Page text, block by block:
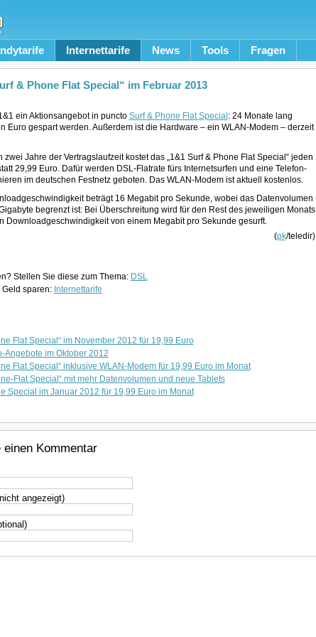
Internettarife News Tools Fragen
& Phone Flat Special“ im Februar 2013
ein Aktionsangebot in puncto Surf & Phone Flat Special : 24 Monate lang
Euro gespart werden. Außerdem ist die Hardware – ein WLAN-Modem – derzeit
zwei Jahre der Vertragslaufzeit kostet das „1&1 Surf & Phone Flat Special“ jeden
29,99 Euro. Dafür werden DSL-Flatrate fürs Internetsurfen und eine Telefon-
im deutschen Festnetz geboten. Das WLAN-Modem ist aktuell kostenlos.
beträgt 16 Megabit pro Sekunde, wobei das Datenvolumen
begrenzt ist: Bei Überschreitung wird für den Rest des jeweiligen Monats
Downloadgeschwindigkeit von einem Megabit pro Sekunde gesurft.
(pk/teledir)
Stellen Sie diese zum Thema: DSL
sparen: Internettarife
Flat Special“ im November 2012 für 19,99 Euro
Angebote im Oktober 2012
Flat Special“ inklusive WLAN-Modem für 19,99 Euro im Monat
Flat Special“ mit mehr Datenvolumen und neue Tablets
Special im Januar 2012 für 19,99 Euro im Monat
einen Kommentar
angezeigt)